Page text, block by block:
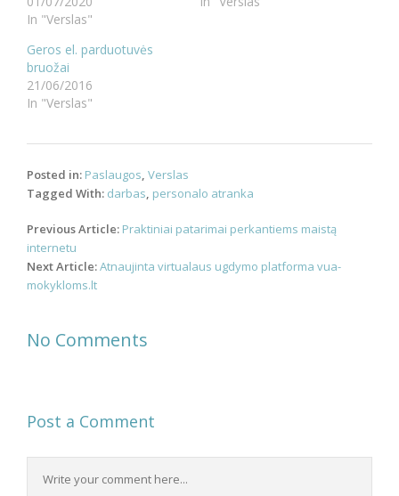
In "Verslas"
Geros el. parduotuvės
bruožai
21/06/2016
In "Verslas"
Posted in: Paslaugos, Verslas
Tagged With: darbas, personalo atranka
Post
navigation
Previous Article: Praktiniai patarimai perkantiems maistą
internetu
Next Article:Atnaujinta virtualaus ugdymo platforma vua-
mokykloms.lt
No Comments
Post a Comment